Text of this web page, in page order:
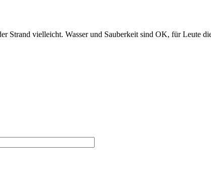
Strand vielleicht. Wasser und Sauberkeit sind OK, für Leute